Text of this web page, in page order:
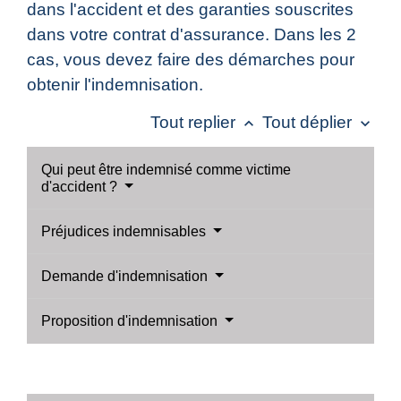
dans l'accident et des garanties souscrites
dans votre contrat d'assurance. Dans les 2
cas, vous devez faire des démarches pour
obtenir l'indemnisation.
Tout replier keyboard_arrow_up Tout déplier keyboard_arrow_down
Qui peut être indemnisé comme victime
d'accident ?
Préjudices indemnisables
Demande d'indemnisation
Proposition d'indemnisation